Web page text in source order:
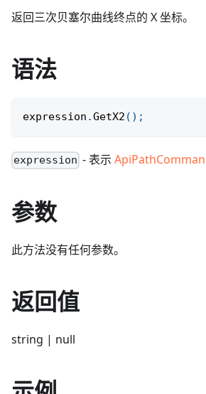
返回三次贝塞尔曲线终点的 X 坐标。
语法
expression .GetX2 ( ) ;
expression - 表示
参数
此方法没有任何参数。
返回值
string | null